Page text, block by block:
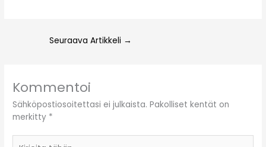
Seuraava Artikkeli →
Kommentoi
Sähköpostiosoitettasi ei julkaista. Pakolliset kentät on
merkitty *